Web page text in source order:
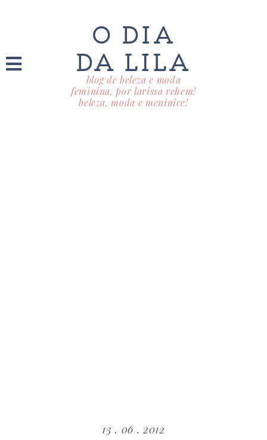
O DIA
DA LILA
blog de beleza e moda
feminina, por larissa rehem!
beleza, moda e meninice!
13 . 06 . 2012